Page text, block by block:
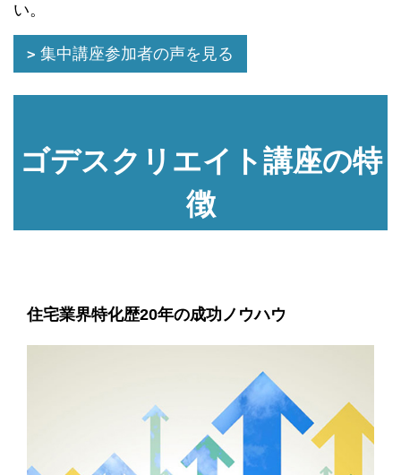
い。
集中講座参加者の声を見る
ゴデスクリエイト講座の特
徴
住宅業界特化歴20年の成功ノウハウ